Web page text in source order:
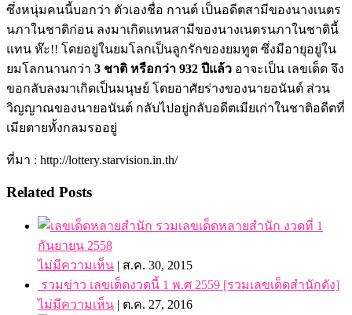
ซึ่งหนุ่มคนนี้บอกว่า ตัวเองชื่อ กานต์ เป็นอดีตสามีของนางเนตร
นภาในชาติก่อน ลงมาเกิดแทนสามีของนางเนตรนภาในชาตินี้
แทน ห๊ะ!! โดยอยู่ในยมโลกเป็นลูกรักของยมทูต ซึ่งมีอายุอยู่ใน
ยมโลกนานกว่า 3 ชาติ หรือกว่า 932 ปีแล้ว อาจะเป็น เลขเด็ด จึง
ขอกลับลงมาเกิดเป็นมนุษย์ โดยอาศัยร่างของนายอนันต์ ส่วน
วิญญาณของนายอนันต์ กลับไปอยู่กลับอดีตเมียเก่าในชาติอดีตที่
เมียตายทั้งกลมรออยู่
ที่มา : http://lottery.starvision.in.th/
Related Posts
รวมเลขเด็ดหลายสำนัก งวดที่ 1
กันยายน 2558
ไม่มีความเห็น | ส.ค. 30, 2015
รวมข่าว เลขเด็ดงวดนี้ 1 พ.ศ 2559 [รวมเลขเด็ดสำนักดัง]
ไม่มีความเห็น | ต.ค. 27, 2016